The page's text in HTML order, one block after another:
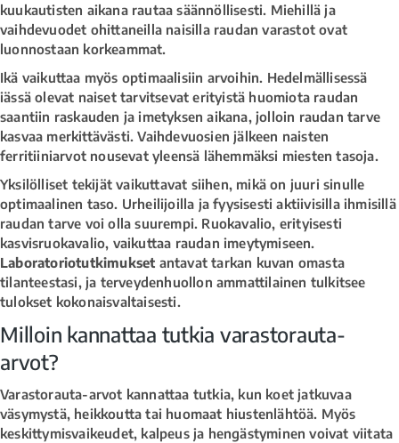
kuukautisten aikana rautaa säännöllisesti. Miehillä ja
vaihdevuodet ohittaneilla naisilla raudan varastot ovat
luonnostaan korkeammat.
Ikä vaikuttaa myös optimaalisiin arvoihin. Hedelmällisessä
iässä olevat naiset tarvitsevat erityistä huomiota raudan
saantiin raskauden ja imetyksen aikana, jolloin raudan tarve
kasvaa merkittävästi. Vaihdevuosien jälkeen naisten
ferritiiniarvot nousevat yleensä lähemmäksi miesten tasoja.
Yksilölliset tekijät vaikuttavat siihen, mikä on juuri sinulle
optimaalinen taso. Urheilijoilla ja fyysisesti aktiivisilla ihmisillä
raudan tarve voi olla suurempi. Ruokavalio, erityisesti
kasvisruokavalio, vaikuttaa raudan imeytymiseen.
Laboratoriotutkimukset antavat tarkan kuvan omasta
tilanteestasi, ja terveydenhuollon ammattilainen tulkitsee
tulokset kokonaisvaltaisesti.
Milloin kannattaa tutkia varastorauta-
arvot?
Varastorauta-arvot kannattaa tutkia, kun koet jatkuvaa
väsymystä, heikkoutta tai huomaat hiustenlähtöä. Myös
keskittymisvaikeudet, kalpeus ja hengästyminen voivat viitata